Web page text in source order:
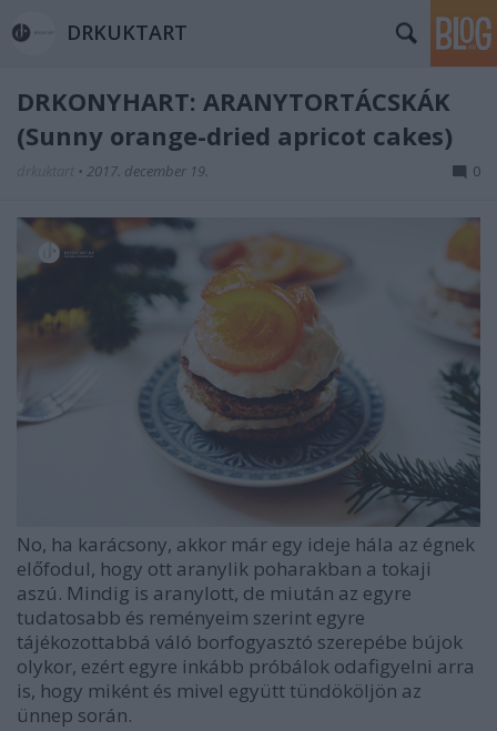
DRKUKTART
DRKONYHART: ARANYTORTÁCSKÁK
(Sunny orange-dried apricot cakes)
• 2017. december 19. 0
No, ha karácsony, akkor már egy ideje hála az égnek
előfodul, hogy ott aranylik poharakban a tokaji
aszú. Mindig is aranylott, de miután az egyre
tudatosabb és reményeim szerint egyre
tájékozottabbá váló borfogyasztó szerepébe bújok
olykor, ezért egyre inkább próbálok odafigyelni arra
is, hogy miként és mivel együtt tündököljön az
ünnep során.